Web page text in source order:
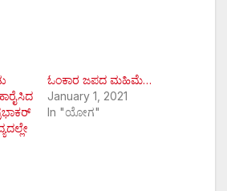
ಓಂಕಾರ ಜಪದ ಮಹಿಮೆ…
January 1, 2021
In "ಯೋಗ"